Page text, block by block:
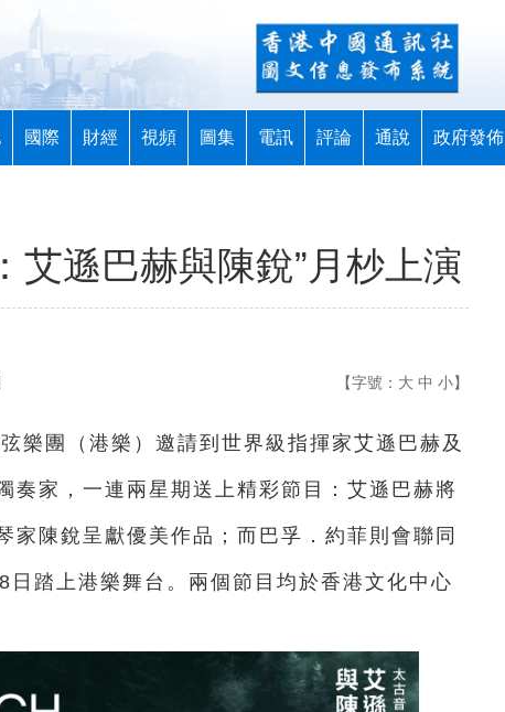
國際 財經 視頻 圖集 電訊 評論 通說 政府發佈
艾遜巴赫與陳銳”月杪上演
【字號： 大 中 小】
樂團（港樂）邀請到世界級指揮家艾遜巴赫及
奏家，一連兩星期送上精彩節目：艾遜巴赫將
陳銳呈獻優美作品；而巴孚．約菲則會聯同
踏上港樂舞台。兩個節目均於香港文化中心